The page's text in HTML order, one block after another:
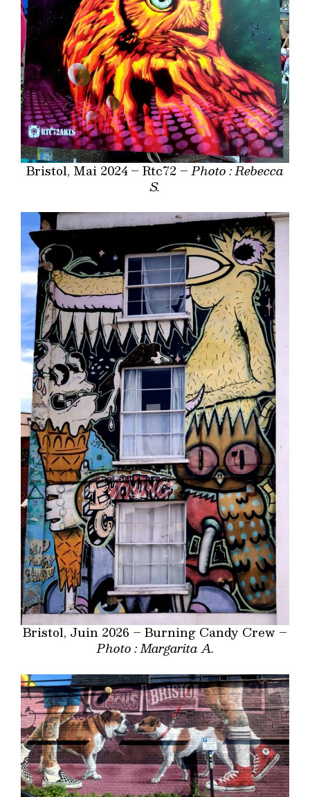
Bristol, Mai 2024 – Rtc72 –Photo : Rebecca
S.
Bristol, Juin 2026 – Burning Candy Crew –
Photo : Margarita A.